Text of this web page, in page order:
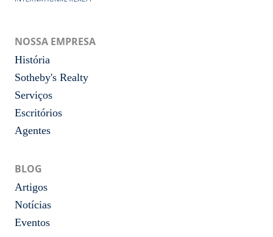
NOSSA EMPRESA
História
Sotheby's Realty
Serviços
Escritórios
Agentes
BLOG
Artigos
Notícias
Eventos